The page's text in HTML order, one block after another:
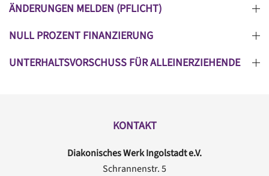
ÄNDERUNGEN MELDEN (PFLICHT)
NULL PROZENT FINANZIERUNG
UNTERHALTSVORSCHUSS FÜR ALLEINERZIEHENDE
KONTAKT
Diakonisches Werk Ingolstadt e.V.
Schrannenstr. 5